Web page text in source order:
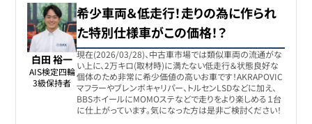
白田 裕一
AIS検定四輪
3級保持者
希少車両＆低走行！走りの為に作られ
た特別仕様車がこの価格！？
現在(2026/03/28)、中古車市場では類似車両の流通がな
い上に、2万キロ(取材時)に満たない低走行＆状態良好な
個体のため非常に希少価値の高いお車です！AKRAPOVIC
マフラーやブレンボキャリパー、トルセンLSDなどに加え、
BBSホイールにMOMOステなどで走りをより楽しめる１台
に仕上がっています。気になった方は是非ご検討ください！